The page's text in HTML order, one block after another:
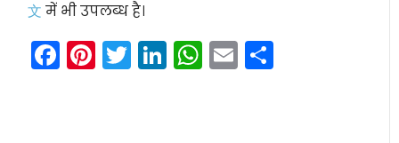
文 में भी उपलब्ध है।
Facebook
Pinterest
Twitter
LinkedIn
WhatsApp
Email